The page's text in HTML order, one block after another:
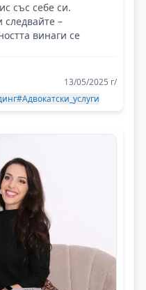
със себе си.
–
винаги се
13/05/2025 г/
#Адвокатски_услуги